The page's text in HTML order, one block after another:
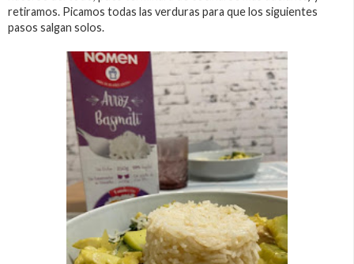
retiramos. Picamos todas las verduras para que los siguientes
pasos salgan solos.